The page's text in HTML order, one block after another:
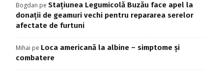
Bogdan pe Stațiunea Legumicolă Buzău face apel la
donații de geamuri vechi pentru repararea serelor
afectate de furtuni
Mihai pe Loca americană la albine – simptome și
combatere